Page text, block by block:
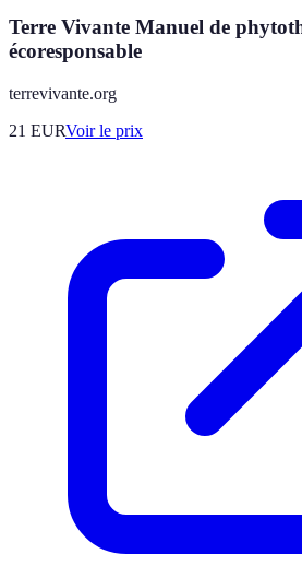
Terre Vivante Manuel de
écoresponsable
terrevivante.org
21 EURVoir le prix